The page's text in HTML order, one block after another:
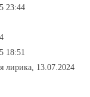
23:44
18:51
лирика, 13.07.2024